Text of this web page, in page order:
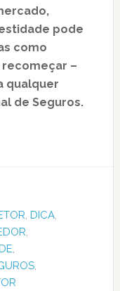
pode
como
–
qualquer
de Seguros.
, DICA,
,
,
,